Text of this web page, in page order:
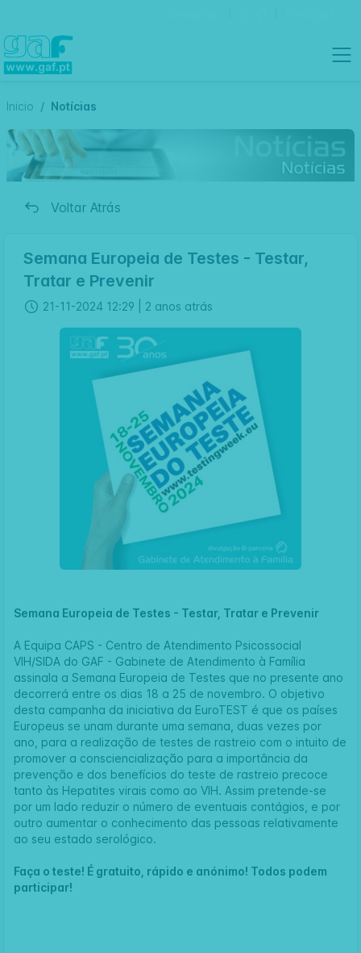
Inicio Notícias
Voltar Atrás
Semana Europeia de Testes - Testar,
Tratar e Prevenir
21-11-2024 12:29 | 2 anos atrás
Semana Europeia de Testes - Testar, Tratar e Prevenir
A Equipa CAPS - Centro de Atendimento Psicossocial
VIH/SIDA do GAF - Gabinete de Atendimento à Família
assinala a Semana Europeia de Testes que no presente ano
decorrerá entre os dias 18 a 25 de novembro. O objetivo
desta campanha da iniciativa da EuroTEST é que os países
Europeus se unam durante uma semana, duas vezes por
ano, para a realização de testes de rastreio com o intuito de
promover a consciencialização para a importância da
prevenção e dos benefícios do teste de rastreio precoce
tanto às Hepatites virais como ao VIH. Assim pretende-se
por um lado reduzir o número de eventuais contágios, e por
outro aumentar o conhecimento das pessoas relativamente
ao seu estado serológico.
Faça o teste! É gratuito, rápido e anónimo! Todos podem
participar!